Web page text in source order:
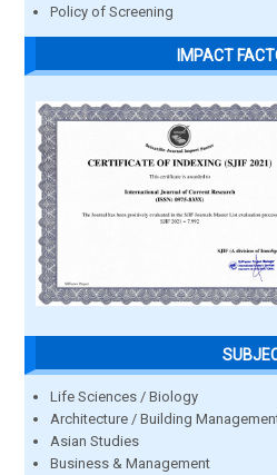
Policy of Screening
IMPACT
Life Sciences / Biology
Architecture / Building
Asian Studies
Business & Management